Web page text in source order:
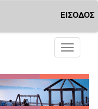
ΕΙΣΟΔΟΣ
Toggle